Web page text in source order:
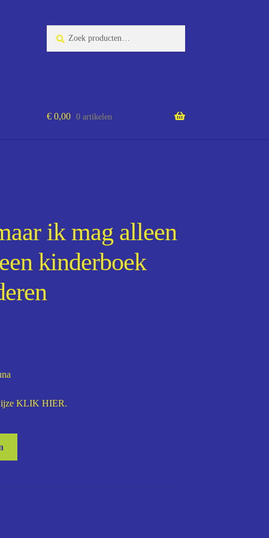
naar:
€0,00 0 artikelen
ik mag alleen
kinderboek
KLIK HIER.